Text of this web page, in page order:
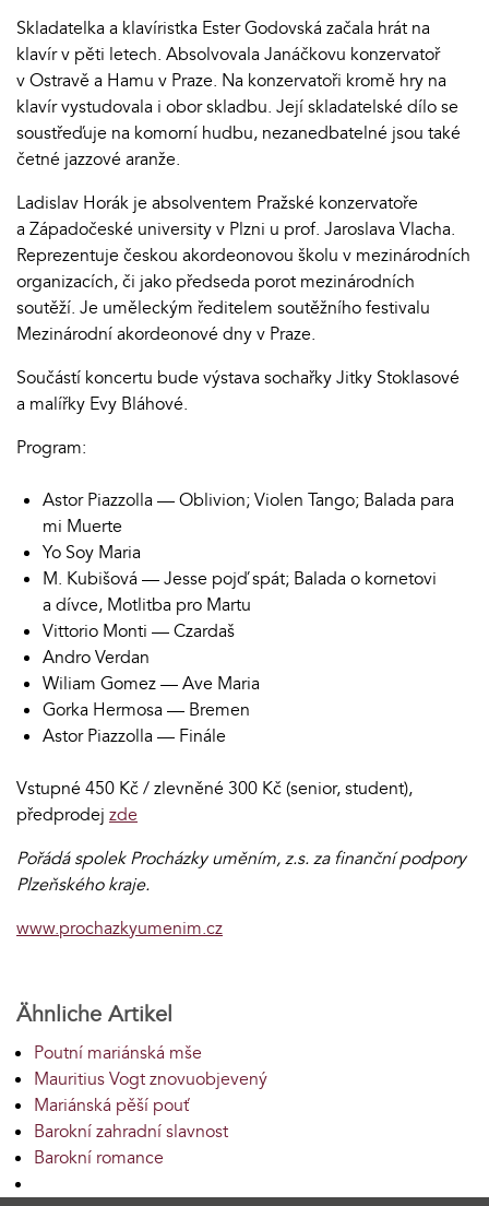
Skladatelka a klavíristka Ester Godovská začala hrát na
klavír v pěti letech. Absolvovala Janáčkovu konzervatoř
v Ostravě a Hamu v Praze. Na konzervatoři kromě hry na
klavír vystudovala i obor skladbu. Její skladatelské dílo se
soustřeďuje na komorní hudbu, nezanedbatelné jsou také
četné jazzové aranže.
Ladislav Horák je absolventem Pražské konzervatoře
a Západočeské university v Plzni u prof. Jaroslava Vlacha.
Reprezentuje českou akordeonovou školu v mezinárodních
organizacích, či jako předseda porot mezinárodních
soutěží. Je uměleckým ředitelem soutěžního festivalu
Mezinárodní akordeonové dny v Praze.
Součástí koncertu bude výstava sochařky Jitky Stoklasové
a malířky Evy Bláhové.
Program:
Astor Piazzolla — Oblivion; Violen Tango; Balada para
mi Muerte
Yo Soy Maria
M. Kubišová — Jesse pojď spát; Balada o kornetovi
a dívce, Motlitba pro Martu
Vittorio Monti — Czardaš
Andro Verdan
Wiliam Gomez — Ave Maria
Gorka Hermosa — Bremen
Astor Piazzolla — Finále
Vstupné 450 Kč / zlevněné 300 Kč (senior, student),
předprodej zde
Pořádá spolek Procházky uměním, z.s. za finanční podpory
Plzeňského kraje.
www.prochazkyumenim.cz
Ähnliche Artikel
Poutní mariánská mše
Mauritius Vogt znovuobjevený
Mariánská pěší pouť
Barokní zahradní slavnost
Barokní romance